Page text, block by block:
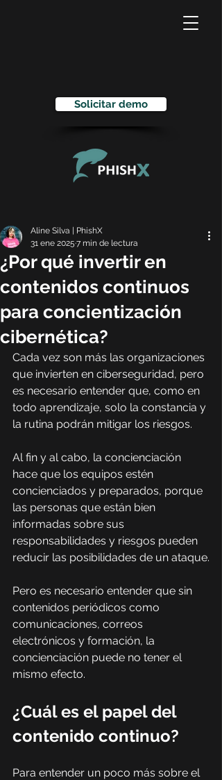
Solicitar demo
¿Por qué invertir en
contenidos continuos
para concientización
cibernética?
Aline Silva | PhishX
31 ene 2025 7 min de lectura
Cada vez son más las organizaciones
que invierten en ciberseguridad, pero
es necesario entender que, como en
todo aprendizaje, solo la constancia y
la rutina podrán mitigar los riesgos.
Al fin y al cabo, la concienciación
hace que los equipos estén
concienciados y preparados, porque
las personas que están bien
informadas sobre sus
responsabilidades y riesgos pueden
reducir las posibilidades de un ataque.
Pero es necesario entender que sin
contenidos periódicos como
comunicaciones, correos
electrónicos y formación, la
concienciación puede no tener el
mismo efecto.
¿Cuál es el papel del
contenido continuo?
Para entender un poco más sobre el